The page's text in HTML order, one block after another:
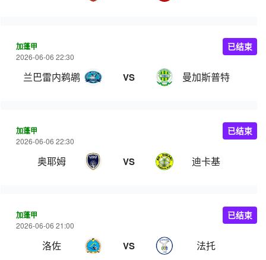
加蓬甲
2026-06-06 22:30
兰巴雷内鹈鹕 VS 曼加斯普特
已结束
加蓬甲
2026-06-06 22:30
奥耶姆 VS 迪卡基
已结束
加蓬甲
2026-06-06 21:00
洛佐 VS 法托
已结束